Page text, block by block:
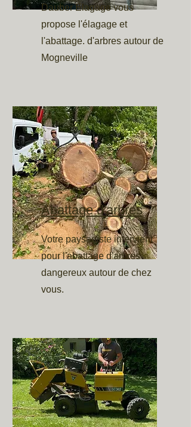
Dauber Élagage vous
propose l'élagage et
l'abattage. d'arbres autour de
Mogneville
Abattage d'arbres
Votre paysagiste intervient
pour l'abattage d'arbres
dangereux autour de chez
vous.